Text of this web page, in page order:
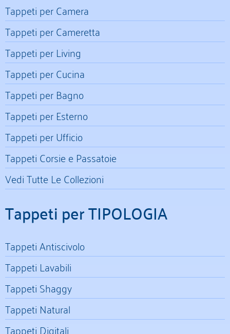
Tappeti per Camera
Tappeti per Cameretta
Tappeti per Living
Tappeti per Cucina
Tappeti per Bagno
Tappeti per Esterno
Tappeti per Ufficio
Tappeti Corsie e Passatoie
Vedi Tutte Le Collezioni
Tappeti per TIPOLOGIA
Tappeti Antiscivolo
Tappeti Lavabili
Tappeti Shaggy
Tappeti Natural
Tappeti Digitali